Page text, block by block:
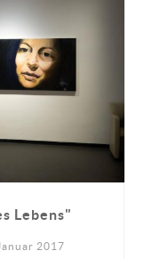
Lebens"
2017